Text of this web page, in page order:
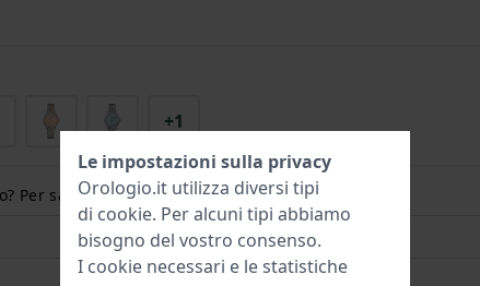
+1
Per saperne di più:
Le impostazioni sulla privacy
Orologio.it utilizza diversi tipi
di cookie. Per alcuni tipi abbiamo
bisogno del vostro consenso.
I cookie necessari e le statistiche